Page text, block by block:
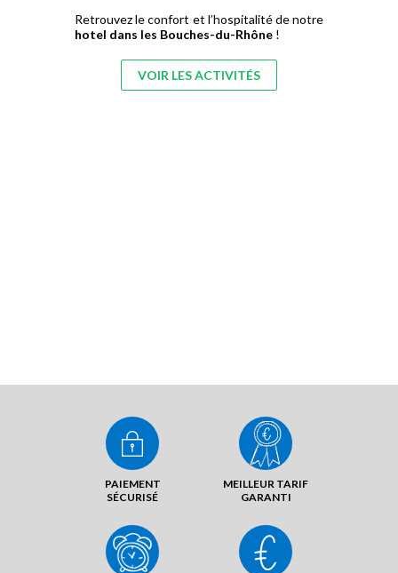
Retrouvez le confort et l’hospitalité de notre
hotel dans les Bouches-du-Rhône !
VOIR LES ACTIVITÉS
PAIEMENT
SÉCURISÉ
MEILLEUR TARIF
GARANTI